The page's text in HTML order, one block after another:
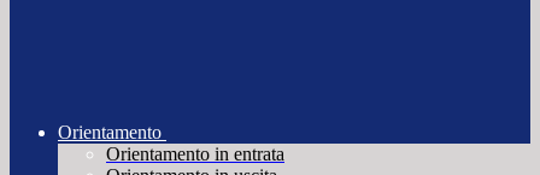
Orientamento
Orientamento in entrata